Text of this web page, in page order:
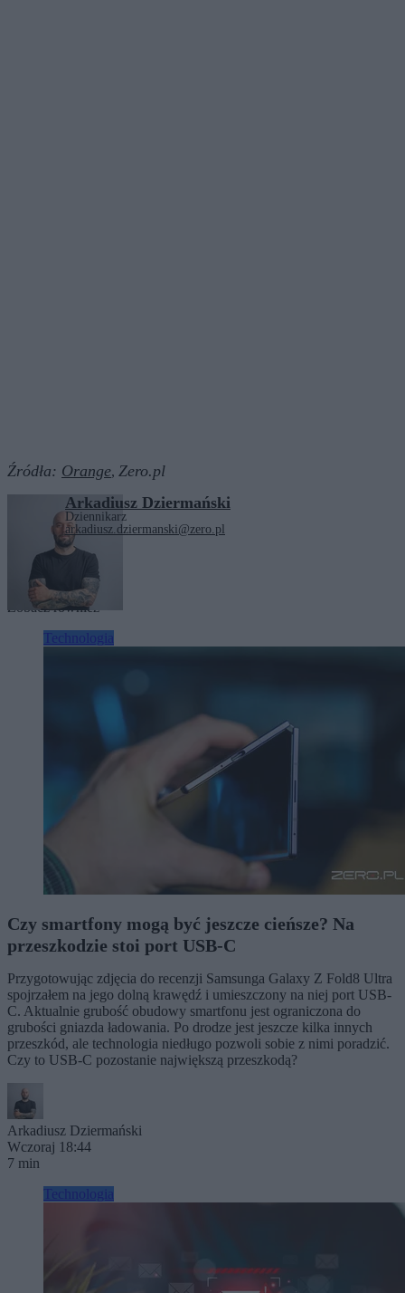
Źródła: Orange, Zero.pl
Arkadiusz Dziermański
Dziennikarz
arkadiusz.dziermanski@zero.pl
Tagi:technologia
Zobacz również
Technologia
Czy smartfony mogą być jeszcze cieńsze? Na
przeszkodzie stoi port USB-C
Przygotowując zdjęcia do recenzji Samsunga Galaxy Z Fold8 Ultra
spojrzałem na jego dolną krawędź i umieszczony na niej port USB-
C. Aktualnie grubość obudowy smartfonu jest ograniczona do
grubości gniazda ładowania. Po drodze jest jeszcze kilka innych
przeszkód, ale technologia niedługo pozwoli sobie z nimi poradzić.
Czy to USB-C pozostanie największą przeszkodą?
Arkadiusz Dziermański
Wczoraj 18:44
7 min
Technologia